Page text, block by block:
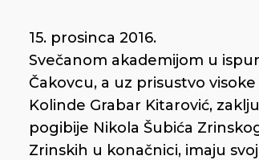
15. prosinca 2016.
Svečanom akademijom u
Čakovcu, a uz prisustvo
Kolinde Grabar Kitarović,
pogibije Nikola Šubića
Zrinskih u konačnici, imaju